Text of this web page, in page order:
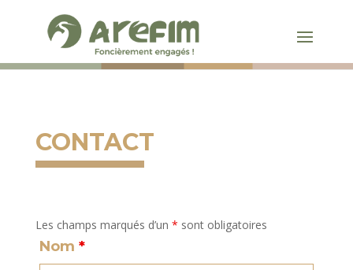
CONTACT
Les champs marqués d’un * sont obligatoires
Nom *